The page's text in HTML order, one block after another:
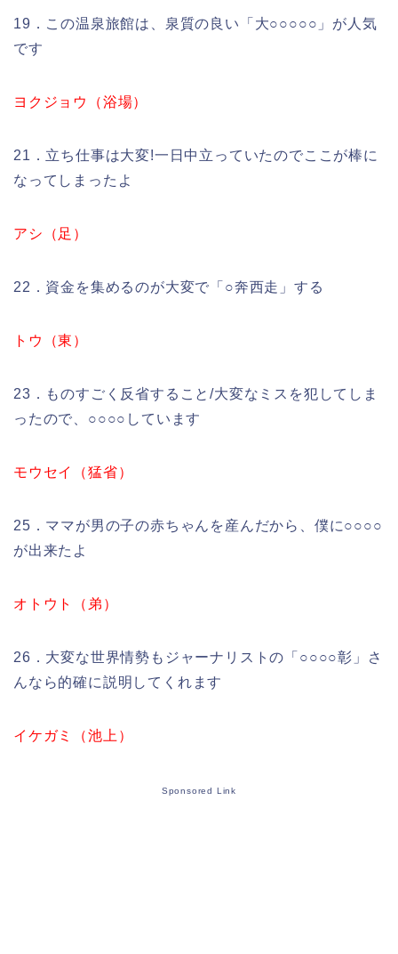
19．この温泉旅館は、泉質の良い「大○○○○○」が人気
です
ヨクジョウ（浴場）
21．立ち仕事は大変!一日中立っていたのでここが棒に
なってしまったよ
アシ（足）
22．資金を集めるのが大変で「○奔西走」する
ト ウ（東）
23．ものすごく反省すること/大変なミスを犯してしま
ったので、○○○○しています
モウセイ（猛省）
25．ママが男の子の赤ちゃんを産んだから、僕に○○○○
が出来たよ
オトウト（弟）
26．大変な世界情勢もジャーナリストの「○○○○彰」さ
んなら的確に説明してくれます
イケガミ（池上）
Sponsored Link